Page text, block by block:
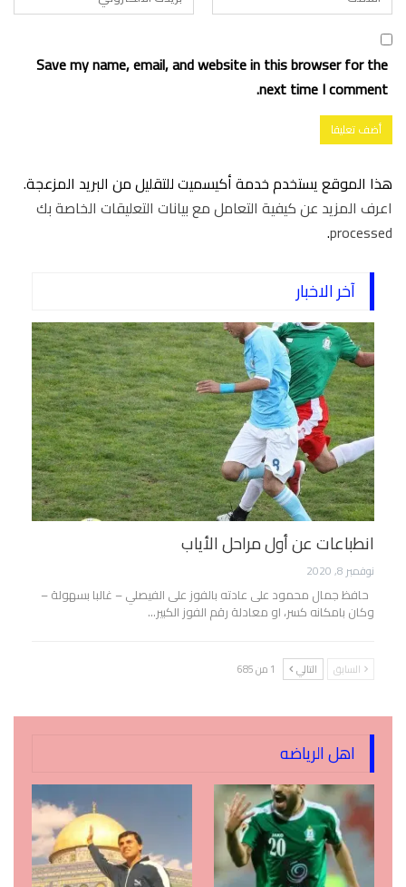
Save my name, email, and website in this browser for the
next time I comment.
هذا الموقع يستخدم خدمة أكيسميت للتقليل من البريد المزعجة.
اعرف المزيد عن كيفية التعامل مع بيانات التعليقات الخاصة بك
processed
.
آخر الاخبار
انطباعات عن أول مراحل الأياب
نوفمبر 8, 2020
حافظ جمال محمود على عادته بالفوز على الفيصلي – غالبا بسهولة –
وكان بامكانه كسر، او معادلة رقم الفوز الكبير…
السابق التالي 1 من 685
اهل الرياضه